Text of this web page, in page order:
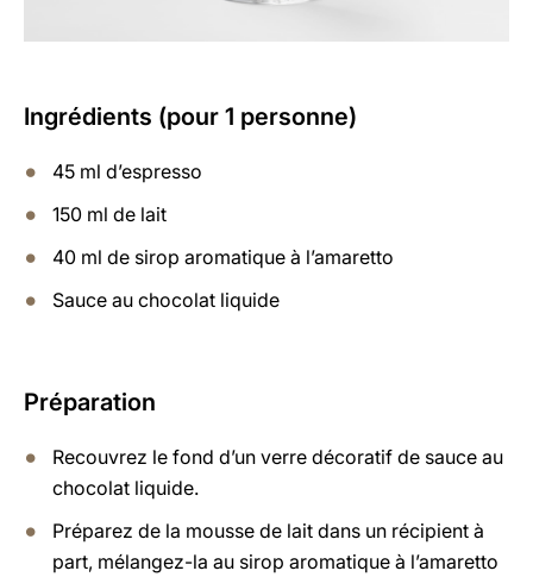
Ingrédients (pour 1 personne)
45 ml d’espresso
150 ml de lait
40 ml de sirop aromatique à l’amaretto
Sauce au chocolat liquide
Préparation
Recouvrez le fond d’un verre décoratif de sauce au
chocolat liquide.
Préparez de la mousse de lait dans un récipient à
part, mélangez-la au sirop aromatique à l’amaretto